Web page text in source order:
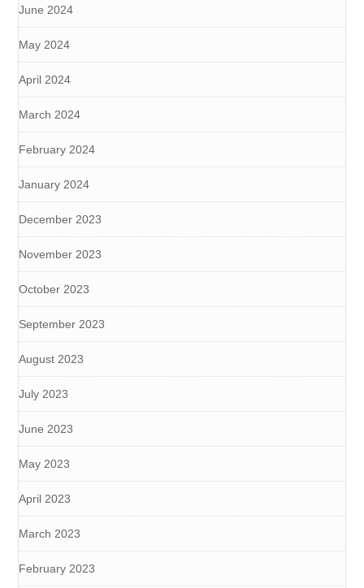
June 2024
May 2024
April 2024
March 2024
February 2024
January 2024
December 2023
November 2023
October 2023
September 2023
August 2023
July 2023
June 2023
May 2023
April 2023
March 2023
February 2023